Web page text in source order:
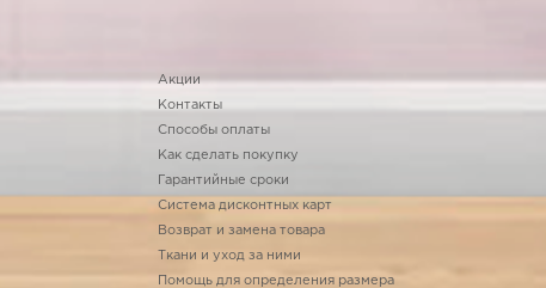
Акции
Контакты
Способы оплаты
Как сделать покупку
Гарантийные сроки
Система дисконтных карт
Возврат и замена товара
Ткани и уход за ними
Помощь для определения размера